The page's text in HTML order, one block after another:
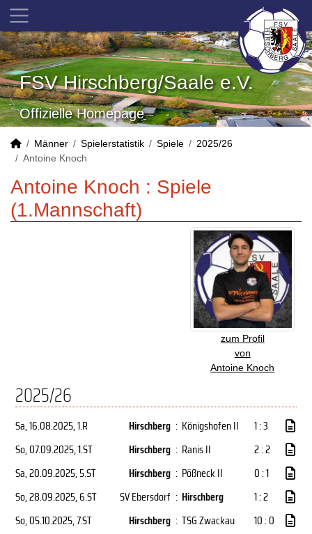
FSV Hirschberg/Saale e.V.
Offizielle Homepage
Männer Spielerstatistik Spiele
2025/26
Antoine Knoch
Antoine Knoch : Spiele
(1.Mannschaft)
zum Profil
von
Antoine Knoch
2025/26
Sa, 16.08.2025, 1.R Hirschberg : Königshofen II
1 : 3
So, 07.09.2025, 1.ST Hirschberg : Ranis II
2 : 2
Sa, 20.09.2025, 5.ST Hirschberg : Pößneck II
0 : 1
So, 28.09.2025, 6.ST SV Ebersdorf : Hirschberg
1 : 2
So, 05.10.2025, 7.ST Hirschberg : TSG Zwackau
10 : 0